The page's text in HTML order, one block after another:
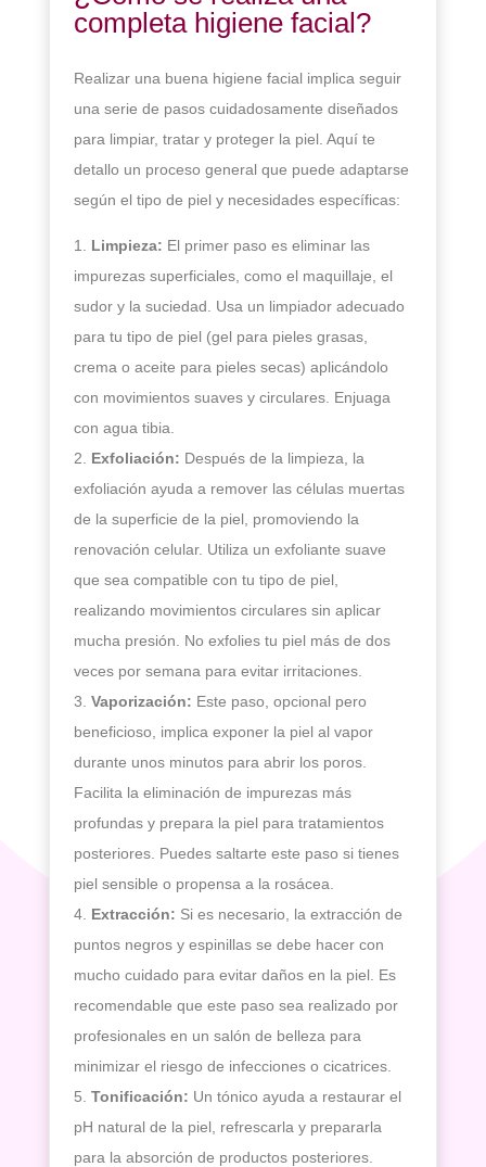
completa higiene facial?
Realizar una buena higiene facial implica seguir
una serie de pasos cuidadosamente diseñados
para limpiar, tratar y proteger la piel. Aquí te
detallo un proceso general que puede adaptarse
según el tipo de piel y necesidades específicas:
Limpieza: El primer paso es eliminar las
impurezas superficiales, como el maquillaje, el
sudor y la suciedad. Usa un limpiador adecuado
para tu tipo de piel (gel para pieles grasas,
crema o aceite para pieles secas) aplicándolo
con movimientos suaves y circulares. Enjuaga
con agua tibia.
Exfoliación: Después de la limpieza, la
exfoliación ayuda a remover las células muertas
de la superficie de la piel, promoviendo la
renovación celular. Utiliza un exfoliante suave
que sea compatible con tu tipo de piel,
realizando movimientos circulares sin aplicar
mucha presión. No exfolies tu piel más de dos
veces por semana para evitar irritaciones.
Vaporización: Este paso, opcional pero
beneficioso, implica exponer la piel al vapor
durante unos minutos para abrir los poros.
Facilita la eliminación de impurezas más
profundas y prepara la piel para tratamientos
posteriores. Puedes saltarte este paso si tienes
piel sensible o propensa a la rosácea.
Extracción: Si es necesario, la extracción de
puntos negros y espinillas se debe hacer con
mucho cuidado para evitar daños en la piel. Es
recomendable que este paso sea realizado por
profesionales en un salón de belleza para
minimizar el riesgo de infecciones o cicatrices.
Tonificación: Un tónico ayuda a restaurar el
pH natural de la piel, refrescarla y prepararla
para la absorción de productos posteriores.